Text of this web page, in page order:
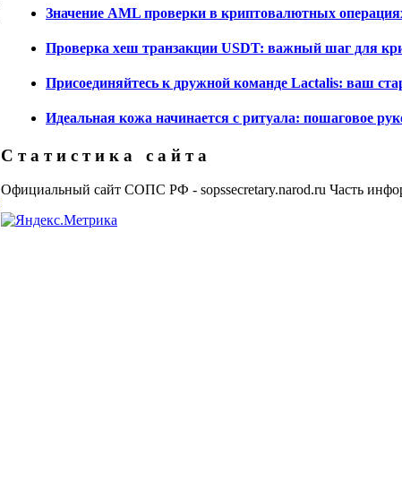
Значение AML проверки в криптовалютных
Проверка хеш транзакции USDT: важный шаг для
Присоединяйтесь к дружной команде Lactalis: ваш
Идеальная кожа начинается с ритуала: пошаговое
С т а т и с т и к а с а й т а
Официальный сайт СОПС РФ - sopssecretary.narod.ru Часть